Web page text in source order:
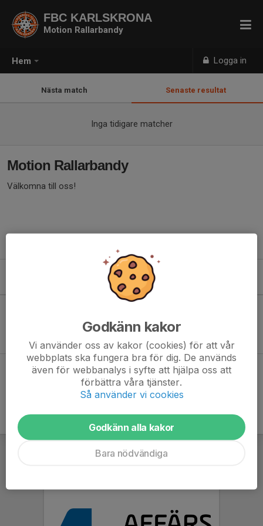
Hem Logga in
FBC KARLSKRONA
Motion Rallarbandy
Nästa match Senaste resultat
Inga tidigare matcher
Motion Rallarbandy
Välkomna till oss!
Kommande aktiviteter
Inga aktiviteter inbokade
Hela kalendern
Godkänn kakor
Vi använder oss av kakor (cookies) för att vår
webbplats ska fungera bra för dig. De används
även för webbanalys i syfte att hjälpa oss att
förbättra våra tjänster.
Så använder vi cookies
Godkänn alla kakor
Bara nödvändiga